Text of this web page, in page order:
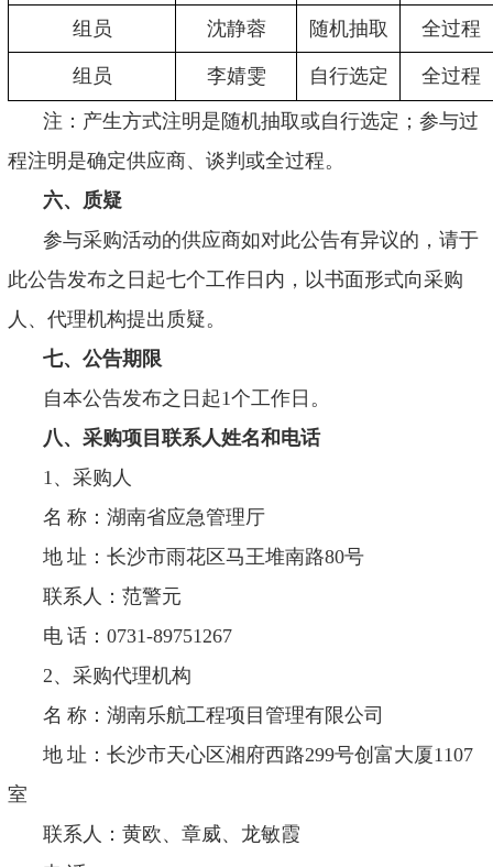
组员 沈静蓉 随机抽取 全过程
组员 李婧雯 自行选定 全过程
注：产生方式注明是随机抽取或自行选定；参与过
程注明是确定供应商、谈判或全过程。
六、质疑
参与采购活动的供应商如对此公告有异议的，请于
此公告发布之日起七个工作日内，以书面形式向采购
人、代理机构提出质疑。
七、公告期限
自本公告发布之日起1个工作日。
八、采购项目联系人姓名和电话
1、采购人
名 称：湖南省应急管理厅
地 址：长沙市雨花区马王堆南路80号
联系人：范警元
电 话：0731-89751267
2、采购代理机构
名 称：湖南乐航工程项目管理有限公司
地 址：长沙市天心区湘府西路299号创富大厦1107
室
联系人：黄欧、章威、龙敏霞